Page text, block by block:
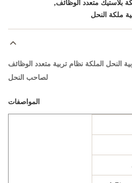
بلاستيك متعدد الوظائف,
ملكة النحل
النحل الملكة نظام تربية متعدد الوظائف
لصاحب النحل
المواصفات